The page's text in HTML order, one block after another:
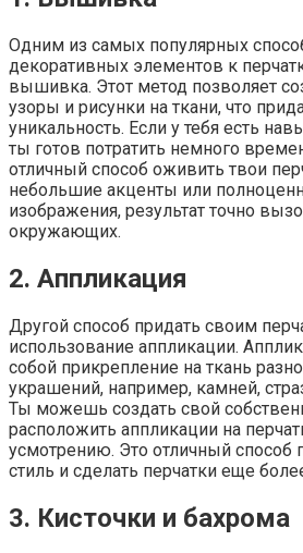
Одним из самых популярных
декоративных элементов к
вышивка. Этот метод позволяет
узоры и рисунки на ткани, что
уникальность. Если у тебя есть
ты готов потратить немного
отличный способ оживить твои
небольшие акценты или
изображения, результат точно
окружающих.
2. Аппликация
Другой способ придать своим
использование аппликации.
собой прикрепление на ткань
украшений, например, камней,
Ты можешь создать свой
расположить аппликации на
усмотрению. Это отличный способ
стиль и сделать перчатки еще
3. Кисточки и бахрома